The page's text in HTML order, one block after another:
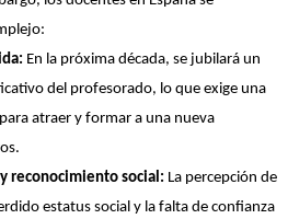
En la próxima década, se jubilará un
del profesorado, lo que exige una
atraer y formar a una nueva
reconocimiento social: La percepción de
estatus social y la falta de confianza